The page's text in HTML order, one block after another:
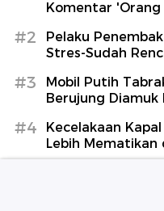
Komentar 'Orang
#2
Pelaku
Stres-Sudah
#3
Mobil Putih
Berujung Diamuk
#4
Kecelakaan
Lebih